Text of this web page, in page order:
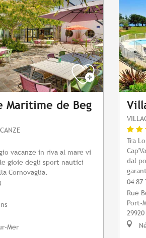
Maritime de Beg
vacanze in riva al mare vi
gioie degli sport nautici
Cornovaglia.
Mer
Tra
dal
04 87
Rue
Port-
29920